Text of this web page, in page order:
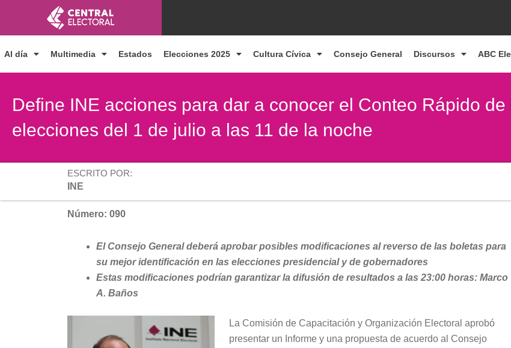
contenido
Al día Multimedia Estados Elecciones 2025 Cultura Cívica Consejo General Discursos ABC
Define INE acciones para dar a conocer el Conteo Rápido de
elecciones del 1 de julio a las 11 de la noche
ESCRITO POR:
INE
Número: 090
El Consejo General deberá aprobar posibles modificaciones al reverso de las boletas para
su mejor identificación en las elecciones presidencial y de gobernadores
Estas modificaciones podrían garantizar la difusión de resultados a las 23:00 horas: Marco
A. Baños
La Comisión de Capacitación y Organización Electoral aprobó
presentar un Informe y una propuesta de acuerdo al Consejo